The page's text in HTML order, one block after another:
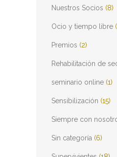
Nuestros Socios (8)
Ocio y tiempo libre
Premios (2)
Rehabilitación de
seminario online (1)
Sensibilización (15)
Siempre con
Sin categoría (6)